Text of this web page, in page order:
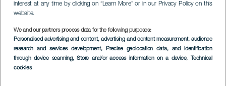
interest at any time by clicking on “Learn More” or in our Privacy Policy on this
website.
We and our partners process data for the following purposes:
Personalised advertising and content, advertising and content measurement, audience
research and services development, Precise geolocation data, and identification
through device scanning, Store and/or access information on a device, Technical
cookies